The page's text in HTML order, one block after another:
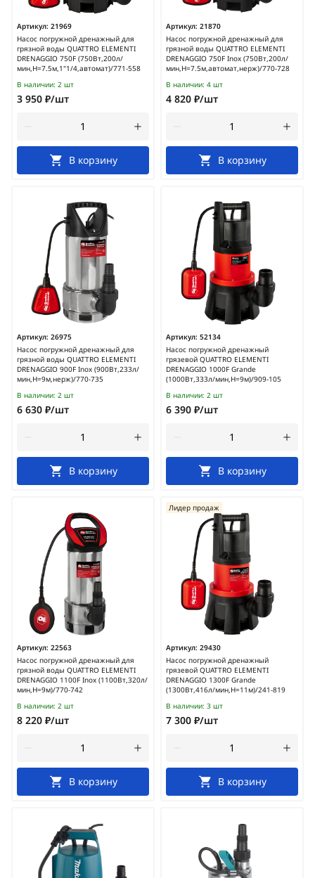
Артикул: 21969
Насос погружной дренажный для
грязной воды QUATTRO ELEMENTI
DRENAGGIO 750F (750Вт,200л/
мин,H=7.5м,1"1/4,автомат)/771-558
В наличии: 2 шт
3 950 ₽/шт
В корзину
Артикул: 21870
Насос погружной дренажный для
грязной воды QUATTRO ELEMENTI
DRENAGGIO 750F Inox (750Вт,200л/
мин,H=7.5м,автомат,нерж)/770-728
В наличии: 4 шт
4 820 ₽/шт
В корзину
Артикул: 26975
Насос погружной дренажный для
грязной воды QUATTRO ELEMENTI
DRENAGGIO 900F Inox (900Вт,233л/
мин,H=9м,нерж)/770-735
В наличии: 2 шт
6 630 ₽/шт
В корзину
Артикул: 52134
Насос погружной дренажный
грязевой QUATTRO ELEMENTI
DRENAGGIO 1000F Grande
(1000Вт,333л/мин,H=9м)/909-105
В наличии: 2 шт
6 390 ₽/шт
В корзину
Артикул: 22563
Насос погружной дренажный для
грязной воды QUATTRO ELEMENTI
DRENAGGIO 1100F Inox (1100Вт,320л/
мин,H=9м)/770-742
В наличии: 2 шт
8 220 ₽/шт
В корзину
Артикул: 29430
Насос погружной дренажный
грязевой QUATTRO ELEMENTI
DRENAGGIO 1300F Grande
(1300Вт,416л/мин,H=11м)/241-819
Лидер продаж
В наличии: 3 шт
7 300 ₽/шт
В корзину